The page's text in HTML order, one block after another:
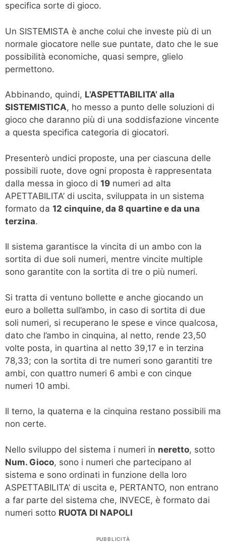
specifica sorte di gioco.
Un SISTEMISTA è anche colui che investe più di un
normale giocatore nelle sue puntate, dato che le sue
possibilità economiche, quasi sempre, glielo
permettono.
Abbinando, quindi, L’ASPETTABILITA’ alla
SISTEMISTICA, ho messo a punto delle soluzioni di
gioco che daranno più di una soddisfazione vincente
a questa specifica categoria di giocatori.
Presenterò undici proposte, una per ciascuna delle
possibili ruote, dove ogni proposta è rappresentata
dalla messa in gioco di 19 numeri ad alta
APETTABILITA’ di uscita, sviluppata in un sistema
formato da 12 cinquine, da 8 quartine e da una
terzina.
Il sistema garantisce la vincita di un ambo con la
sortita di due soli numeri, mentre vincite multiple
sono garantite con la sortita di tre o più numeri.
Si tratta di ventuno bollette e anche giocando un
euro a bolletta sull’ambo, in caso di sortita di due
soli numeri, si recuperano le spese e vince qualcosa,
dato che l’ambo in cinquina, al netto, rende 23,50
volte posta, in quartina al netto 39,17 e in terzina
78,33; con la sortita di tre numeri sono garantiti tre
ambi, con quattro numeri 6 ambi e con cinque
numeri 10 ambi.
Il terno, la quaterna e la cinquina restano possibili ma
non certe.
Nello sviluppo del sistema i numeri in neretto, sotto
Num. Gioco, sono i numeri che partecipano al
sistema e sono ordinati in funzione della loro
ASPETTABILITA’ di uscita e, PERTANTO, non entrano
a far parte del sistema che, INVECE, è formato dai
numeri sotto RUOTA DI NAPOLI
PUBBLICITÀ